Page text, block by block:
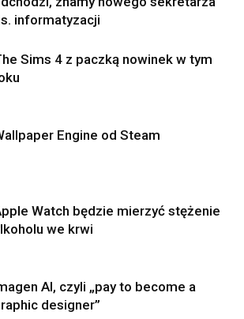
informatyzacji
Sims 4 z paczką nowinek w tym
Engine od Steam
Watch będzie mierzyć stężenie
we krwi
AI, czyli „pay to become a
designer”